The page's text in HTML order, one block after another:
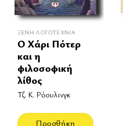
ΞΈΝΗ ΛΟΓΟΤΕΧΝΊΑ
Ο Χάρι Πότερ
και η
φιλοσοφική
λίθος
Τζ. Κ. Ρόουλινγκ
Προσθήκη